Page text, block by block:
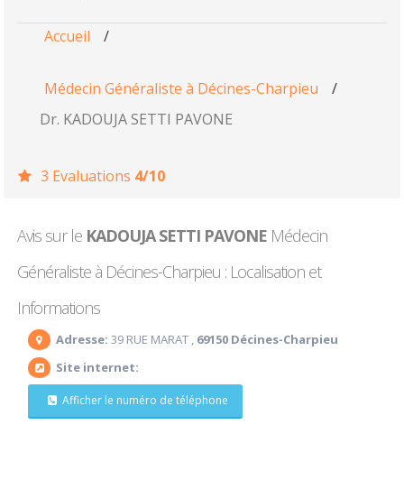
Accueil /
Médecin Généraliste à Décines-Charpieu
/
Dr. KADOUJA SETTI PAVONE
3 Evaluations 4/10
Avis sur le KADOUJA SETTI PAVONE Médecin
Généraliste à Décines-Charpieu : Localisation et
Informations
Adresse: 39 RUE MARAT , 69150 Décines-Charpieu
Site internet:
Afficher le numéro de téléphone